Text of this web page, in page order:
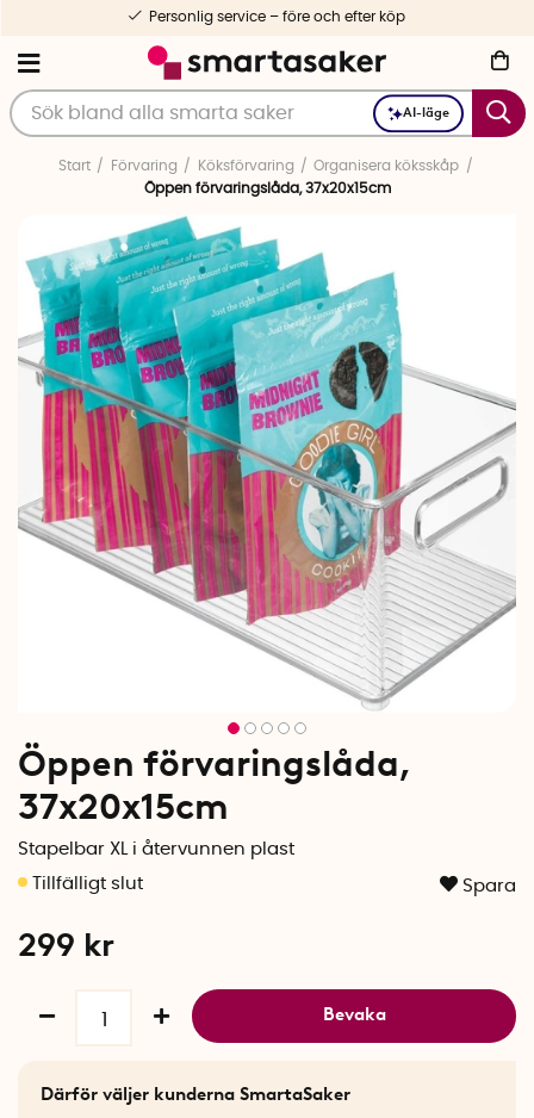
AI-läge
Personlig service – före och efter köp
Start Förvaring Köksförvaring
Organisera köksskåp
Öppen förvaringslåda, 37x20x15cm
Öppen förvaringslåda,
37x20x15cm
Stapelbar XL i återvunnen plast
Spara
299 kr
Bevaka
Därför väljer kunderna SmartaSaker